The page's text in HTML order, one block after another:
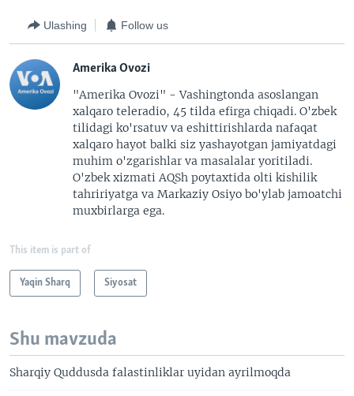
Ulashing Follow us
Amerika Ovozi
"Amerika Ovozi" - Vashingtonda asoslangan
xalqaro teleradio, 45 tilda efirga chiqadi. O'zbek
tilidagi ko'rsatuv va eshittirishlarda nafaqat
xalqaro hayot balki siz yashayotgan jamiyatdagi
muhim o'zgarishlar va masalalar yoritiladi.
O'zbek xizmati AQSh poytaxtida olti kishilik
tahririyatga va Markaziy Osiyo bo'ylab jamoatchi
muxbirlarga ega.
This item is part of
Yaqin Sharq Siyosat
Shu mavzuda
Sharqiy Quddusda falastinliklar uyidan ayrilmoqda